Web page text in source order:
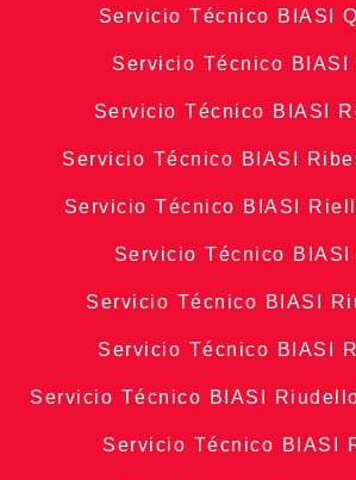
Servicio Técnico BIASI
Servicio Técnico BIASI
Servicio Técnico BIASI
Servicio Técnico BIASI
Servicio Técnico BIASI
Servicio Técnico BIASI
Servicio Técnico BIASI
Servicio Técnico BIASI
Servicio Técnico BIASI
Servicio Técnico BIASI